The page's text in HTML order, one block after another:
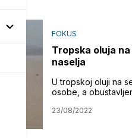
FOKUS
Tropska oluja
naselja
U tropskoj oluji na
osobe, a
23/08/2022